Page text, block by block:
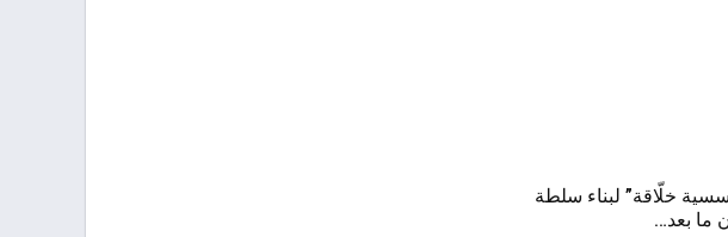
خلّاقة” لبناء سلطة
ما بعد…